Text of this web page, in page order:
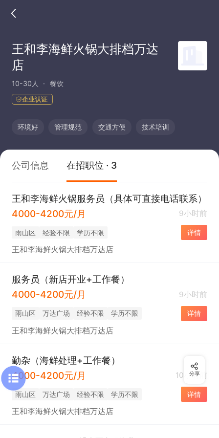
王和李海鲜火锅大排档万达
店
10-30人 餐饮
企业认证
环境好 管理规范 交通方便 技术培训
公司信息 在招职位 · 3
王和李海鲜火锅服务员（具体可直接电话联系）
4000-4200元/月
9小时前
雨山区 经验不限 学历不限 详情
王和李海鲜火锅大排档万达店
服务员（新店开业+工作餐）
4000-4200元/月
9小时前
雨山区 万达广场 经验不限 学历不限 详情
王和李海鲜火锅大排档万达店
勤杂（海鲜处理+工作餐）
4000-4200元/月
10小时前
雨山区 万达广场 经验不限 学历不限 详情
王和李海鲜火锅大排档万达店
分享